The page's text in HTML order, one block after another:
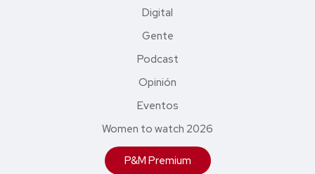
Digital
Gente
Podcast
Opinión
Eventos
Women to watch 2026
P&M Premium